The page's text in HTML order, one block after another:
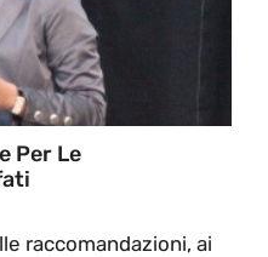
Per Le
raccomandazioni, ai